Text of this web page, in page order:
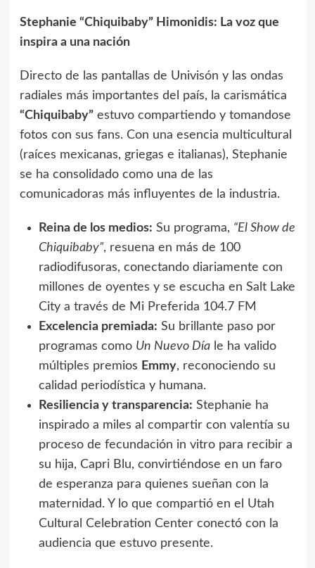
Stephanie “Chiquibaby” Himonidis: La voz que
inspira a una nación
Directo de las pantallas de Univisón y las ondas
radiales más importantes del país, la carismática
“Chiquibaby”estuvo compartiendo y tomandose
fotos con sus fans. Con una esencia multicultural
(raíces mexicanas, griegas e italianas), Stephanie
se ha consolidado como una de las
comunicadoras más influyentes de la industria.
Reina de los medios: Su programa, “El Show de
Chiquibaby”, resuena en más de 100
radiodifusoras, conectando diariamente con
millones de oyentes y se escucha en Salt Lake
City a través de Mi Preferida 104.7 FM
Excelencia premiada: Su brillante paso por
programas como Un Nuevo Díale ha valido
múltiples premios Emmy, reconociendo su
calidad periodística y humana.
Resiliencia y transparencia: Stephanie ha
inspirado a miles al compartir con valentía su
proceso de fecundación in vitro para recibir a
su hija, Capri Blu, convirtiéndose en un faro
de esperanza para quienes sueñan con la
maternidad. Y lo que compartió en el Utah
Cultural Celebration Center conectó con la
audiencia que estuvo presente.